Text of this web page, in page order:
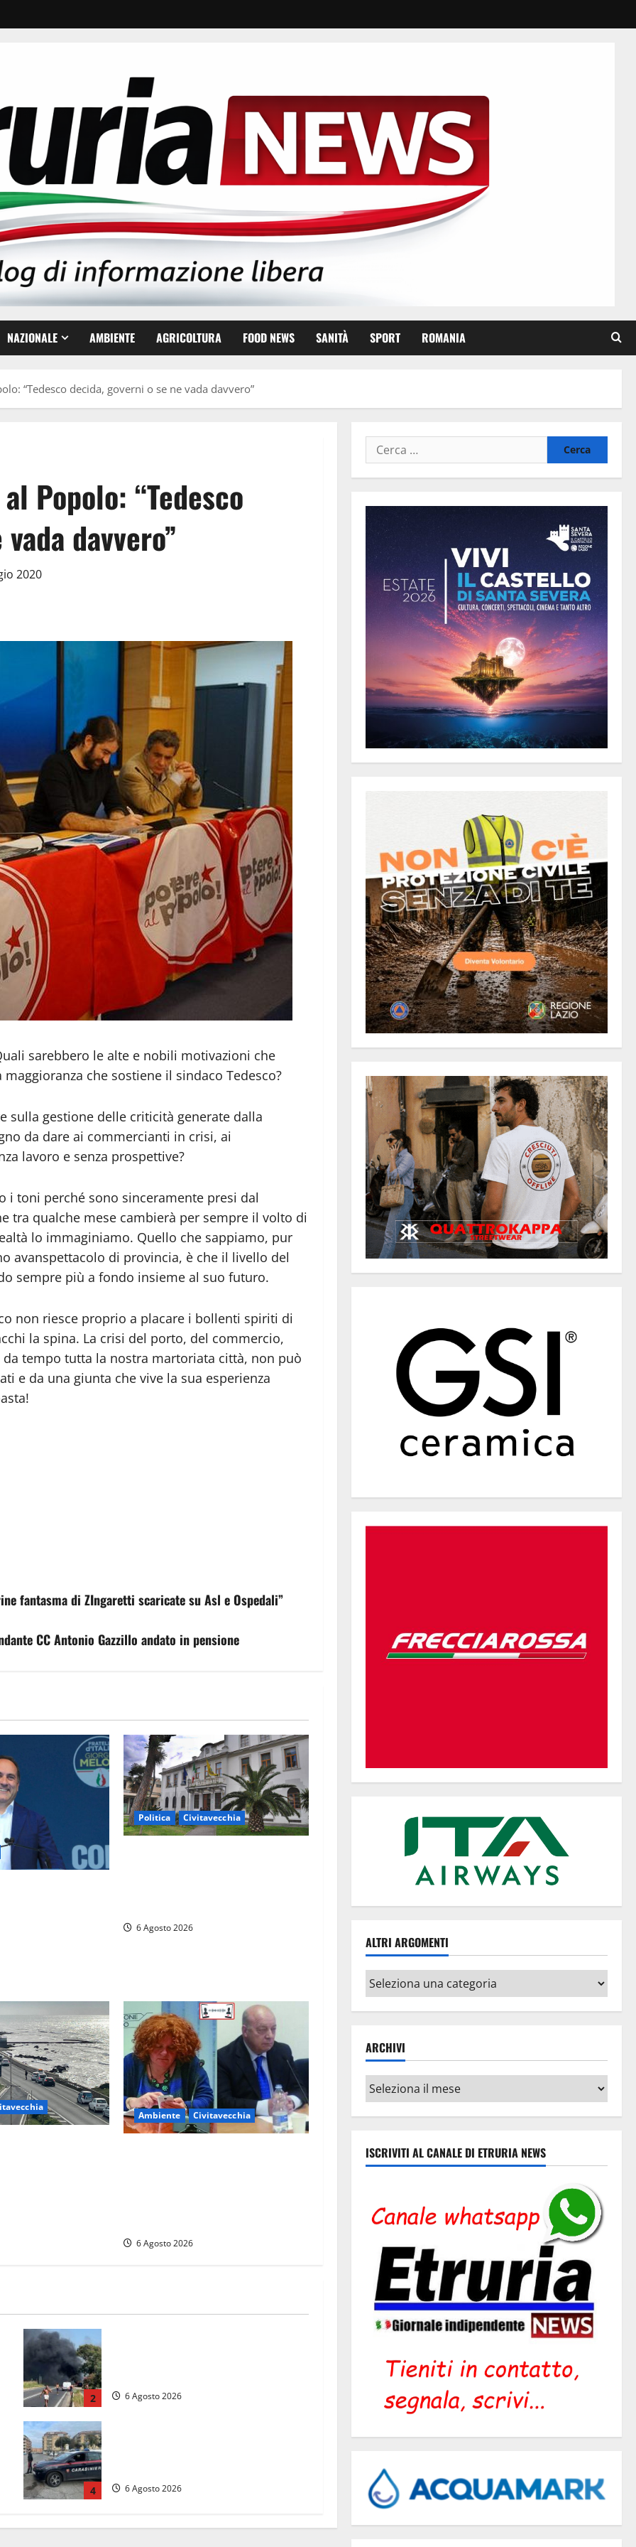
NAZIONALE AMBIENTE AGRICOLTURA FOOD NEWS SANITÀ SPORT ROMANIA
“Tedesco decida, governi o se ne vada davvero”
Popolo: “Tedesco
davvero”
2020
sarebbero le alte e nobili motivazioni che
che sostiene il sindaco Tedesco?
sulla gestione delle criticità generate dalla
da dare ai commercianti in crisi, ai
lavoro e senza prospettive?
i toni perché sono sinceramente presi dal
tra qualche mese cambierà per sempre il volto di
lo immaginiamo. Quello che sappiamo, pur
avanspettacolo di provincia, è che il livello del
sempre più a fondo insieme al suo futuro.
non riesce proprio a placare i bollenti spiriti di
la spina. La crisi del porto, del commercio,
tempo tutta la nostra martoriata città, non può
e da una giunta che vive la sua esperienza
fantasma di ZIngaretti scaricate su Asl e Ospedali”
CC Antonio Gazzillo andato in pensione
Politica Civitavecchia
6 Agosto 2026
Ambiente Civitavecchia
6 Agosto 2026
2 6 Agosto 2026
4 6 Agosto 2026
Ricerca
per:
ALTRI ARGOMENTI
Altri
argomenti
ARCHIVI
Archivi
ISCRIVITI AL CANALE DI ETRURIA NEWS